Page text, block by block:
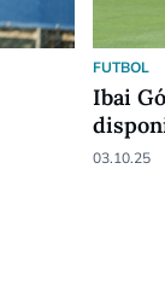
FUTBOL
Ibai
03.10.25